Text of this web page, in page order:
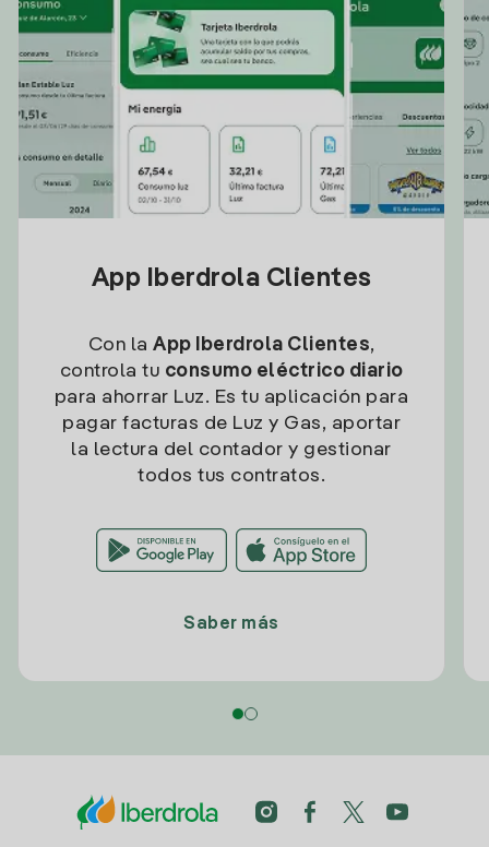
App Iberdrola Clientes
Con la App Iberdrola Clientes,
controla tu consumo eléctrico diario
para ahorrar Luz. Es tu aplicación para
pagar facturas de Luz y Gas, aportar
la lectura del contador y gestionar
todos tus contratos.
Saber más